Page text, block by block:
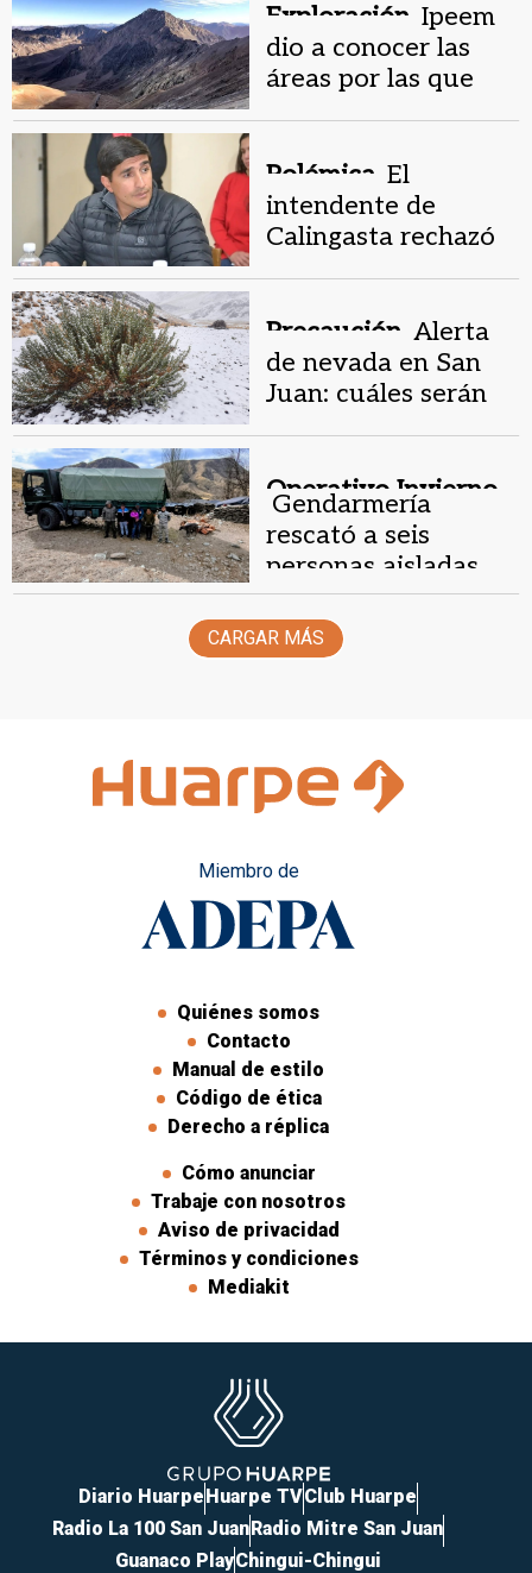
Exploración. Ipeem
dio a conocer las
áreas por las que
Calingasta
Polémica. El
intendente de
Calingasta rechazó
500 kV
Precaución. Alerta
de nevada en San
Juan: cuáles serán
Operativo Invierno.
Gendarmería
rescató a seis
personas aisladas
por las intensas
nevadas
CARGAR MÁS
Miembro de
Quiénes somos
Contacto
Manual de estilo
Código de ética
Derecho a réplica
Cómo anunciar
Trabaje con nosotros
Aviso de privacidad
Términos y condiciones
Mediakit
Diario HuarpeHuarpe TVClub Huarpe
Radio La 100 San JuanRadio Mitre San Juan
Guanaco PlayChingui-Chingui